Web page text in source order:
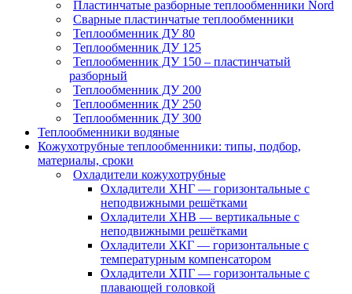
Пластинчатые разборные теплообменники Nord
Сварные пластинчатые теплообменники
Теплообменник ДУ 80
Теплообменник ДУ 125
Теплообменник ДУ 150 – пластинчатый
разборный
Теплообменник ДУ 200
Теплообменник ДУ 250
Теплообменник ДУ 300
Теплообменники водяные
Кожухотрубные теплообменники: типы, подбор,
материалы, сроки
Охладители кожухотрубные
Охладители ХНГ — горизонтальные с
неподвижными решётками
Охладители ХНВ — вертикальные с
неподвижными решётками
Охладители ХКГ — горизонтальные с
температурным компенсатором
Охладители ХПГ — горизонтальные с
плавающей головкой